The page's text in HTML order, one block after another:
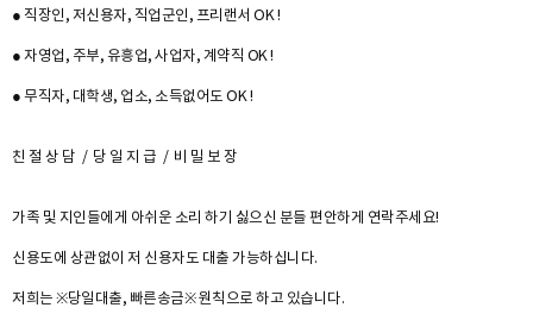
● 직장인, 저신용자, 직업군인, 프리랜서 OK !
● 자영업, 주부, 유흥업, 사업자, 계약직 OK !
● 무직자, 대학생, 업소, 소득없어도 OK !
친 절 상 담 / 당 일 지 급 / 비 밀 보 장
가족 및 지인들에게 아쉬운 소리 하기 싫으신 분들 편안하게 연락주세요!
신용도에 상관없이 저 신용자도 대출 가능하십니다.
저희는 ※당일대출, 빠른송금※ 원칙으로 하고 있습니다.